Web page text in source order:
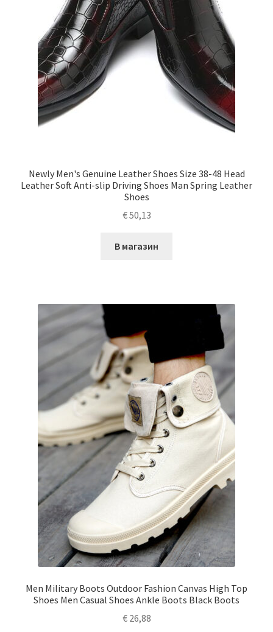
Newly Men's Genuine Leather Shoes Size 38-48 Head
Leather Soft Anti-slip Driving Shoes Man Spring Leather
Shoes
€50,13
В магазин
Men Military Boots Outdoor Fashion Canvas High Top
Shoes Men Casual Shoes Ankle Boots Black Boots
€26,88